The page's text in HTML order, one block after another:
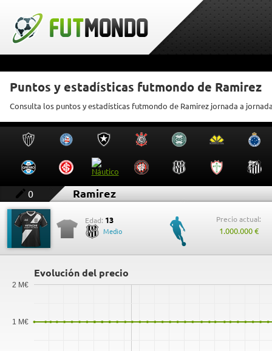
Puntos y estadísticas futmondo de Ramirez
Consulta los puntos y estadísticas futmondo de Ramirez jornada a
0 Ramirez
Edad: 13
Medio
Precio actual:
1.000.000 €
Evolución del precio
1 M€
2 M€